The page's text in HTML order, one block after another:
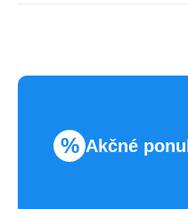
% Akčné